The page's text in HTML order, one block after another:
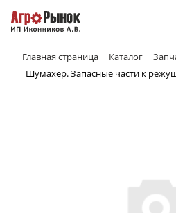
Главная страница Каталог
Шумахер. Запасные части к